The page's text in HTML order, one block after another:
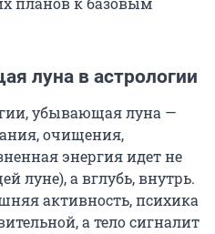
луна в астрологии
убывающая луна —
очищения,
энергия идет не
луне), а вглубь, внутрь.
активность, психика
а тело сигналит